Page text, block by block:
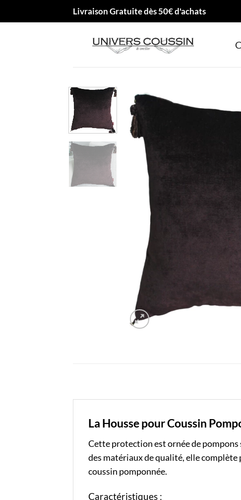
Livraison Gratuite dès 50€ d'achats
La Housse pour Coussin
Cette protection est ornée de
des matériaux de qualité, elle complète
coussin pomponnée.
Caractéristiques :